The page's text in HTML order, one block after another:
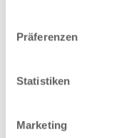
Präferenzen
Statistiken
Marketing
wirklich passt: